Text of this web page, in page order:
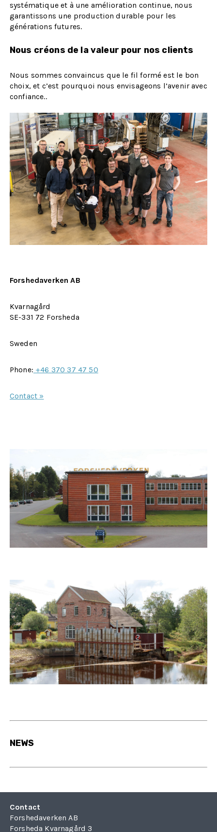
systématique et à une amélioration continue, nous
garantissons une production durable pour les
générations futures.
Nous créons de la valeur pour nos clients
Nous sommes convaincus que le fil formé est le bon
choix, et c’est pourquoi nous envisageons l’avenir avec
confiance..
Forshedaverken AB
Kvarnagård
SE-331 72 Forsheda
Sweden
Phone: +46 370 37 47 50
Contact »
NEWS
Contact
Forshedaverken AB
Forsheda Kvarnagård 3